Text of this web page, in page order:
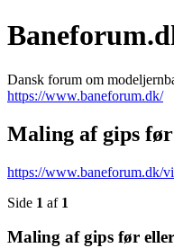
Dansk forum om
https://www.baneforum.dk/
Maling af gips
https://www.baneforum.dk/
Side 1 af 1
Maling af gips før